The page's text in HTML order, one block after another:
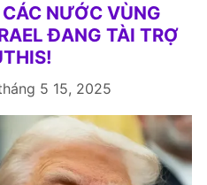
NƯỚC VÙNG
ĐANG TÀI TRỢ
5 15, 2025